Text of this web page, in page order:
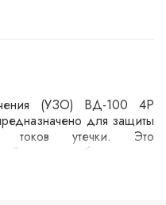
(УЗО) ВД-100 4P
для защиты
токов утечки. Это
обеспечивает
электрическим